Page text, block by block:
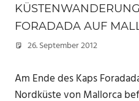
FORADADA AUF
26. September 2012
Am Ende des Kaps
Nordküste von Mallorca